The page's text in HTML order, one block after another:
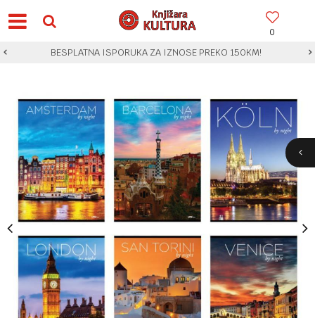
0
BESPLATNA ISPORUKA ZA IZNOSE PREKO 150KM!